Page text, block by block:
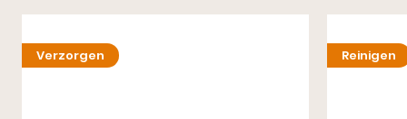
Verzorgen Reinigen